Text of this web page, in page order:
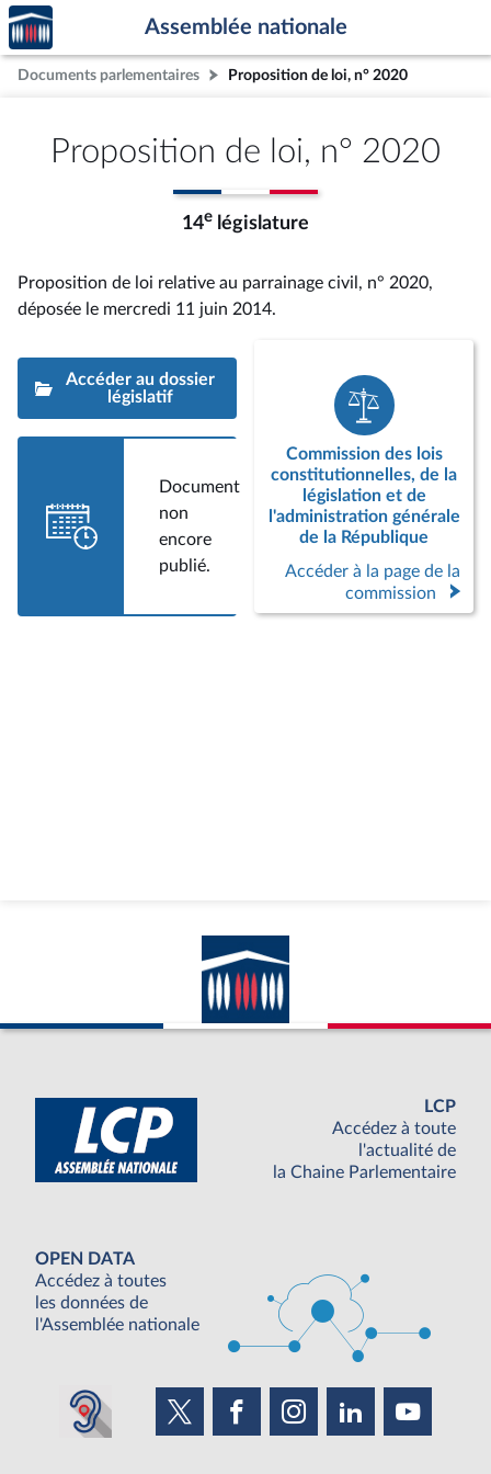
Aller au contenu
Aller en bas de la page
Accèder
à la
page
d'accueil
Assemblée nationale
Documents parlementaires Proposition de loi, n° 2020
Proposition de loi, n° 2020
14e législature
Proposition de loi relative au parrainage civil, n° 2020,
déposée le mercredi 11 juin 2014.
Accéder au dossier
législatif
Document
non
encore
publié.
Commission des lois
constitutionnelles, de la
législation et de
l'administration générale
de la République
Accéder à la page de la
commission
LCP
Accédez à toute
l'actualité de
la Chaine Parlementaire
OPEN DATA
Accédez à toutes
les données de
l'Assemblée nationale